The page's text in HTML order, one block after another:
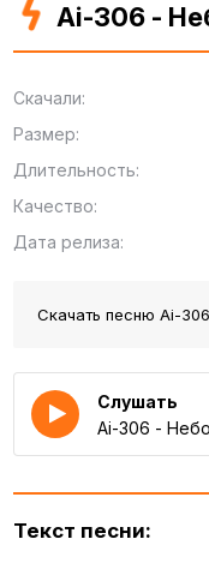
Ai-306 -
Скачали:
Размер:
Длительность:
Качество:
Дата релиза:
Скачать песню Ai-
Слушать
Ai-306 -
Текст песни: